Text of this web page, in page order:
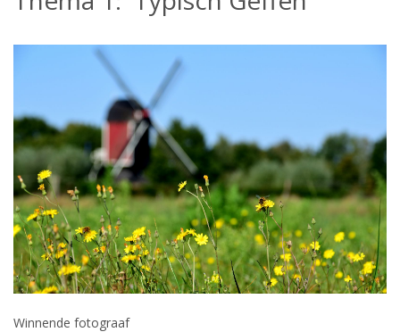
Winnende fotograaf